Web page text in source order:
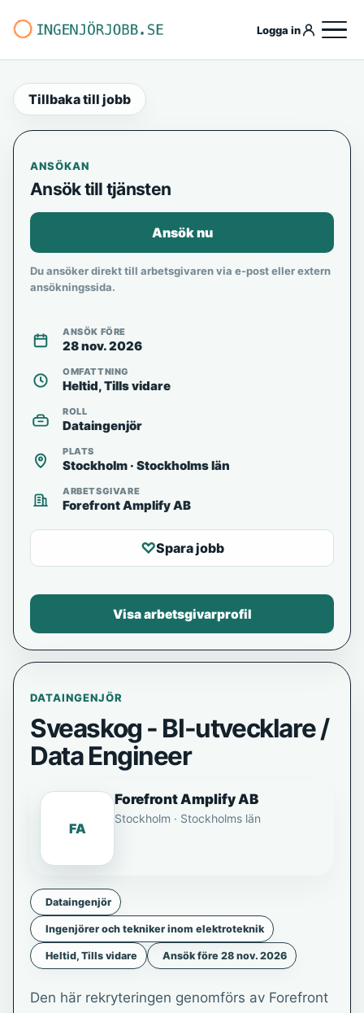
Logga in
Tillbaka till jobb
DATAINGENJÖR
Sveaskog - BI-utvecklare /
Data Engineer
FA
Forefront Amplify AB
Stockholm · Stockholms län
Dataingenjör
Ingenjörer och tekniker inom elektroteknik
Heltid, Tills vidare Ansök före 28 nov. 2026
Den här rekryteringen genomförs av Forefront
ANSÖKAN
Ansök till tjänsten
Ansök nu
Du ansöker direkt till arbetsgivaren via e-post eller extern
ansökningssida.
ANSÖK FÖRE
28 nov. 2026
OMFATTNING
Heltid, Tills vidare
ROLL
Dataingenjör
PLATS
Stockholm · Stockholms län
ARBETSGIVARE
Forefront Amplify AB
♡Spara jobb
Visa arbetsgivarprofil